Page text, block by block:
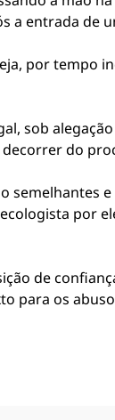
a entrada de
por tempo
sob
do
por
de
para os